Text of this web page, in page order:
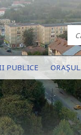
PUBLICE ORAȘUL